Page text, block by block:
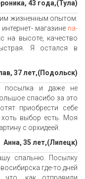
43 года,(Тула)
жизненным опытом.
магазине na-
на высоте, качество
Я остался в
37 лет,(Подольск)
посылка и даже не
спасибо за это
приобрести себе
выбор есть. Моя
с орхидеей.
Анна, 35 лет,(Липецк)
спальню. Посылку
где-то дней